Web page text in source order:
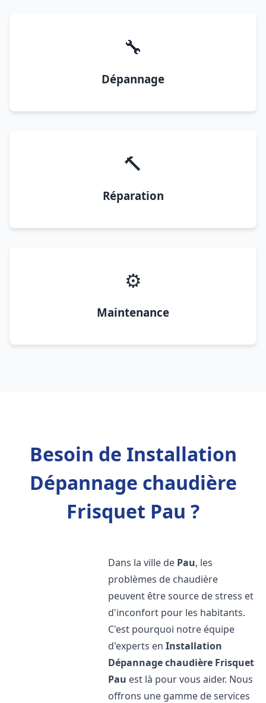
🔧
Dépannage
🔨
Réparation
⚙️
Maintenance
Besoin de Installation
Dépannage chaudière
Frisquet Pau ?
Dans la ville de Pau, les
problèmes de chaudière
peuvent être source de stress et
d'inconfort pour les habitants.
C'est pourquoi notre équipe
d'experts enInstallation
Dépannage chaudière Frisquet
Pau est là pour vous aider. Nous
offrons une gamme de services